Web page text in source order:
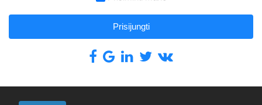
Prisijungti